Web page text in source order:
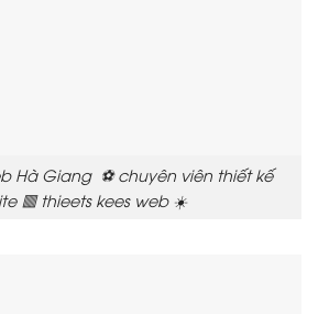
Hà Giang ⚽ chuyên viên thiết kế
🟥 thieets kees web ☀️